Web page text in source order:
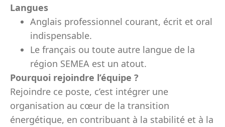
Langues
Anglais professionnel courant, écrit et oral
indispensable.
Le français ou toute autre langue de la
région SEMEA est un atout.
Pourquoi rejoindre l’équipe ?
Rejoindre ce poste, c’est intégrer une
organisation au cœur de la transition
énergétique, en contribuant à la stabilité et à la